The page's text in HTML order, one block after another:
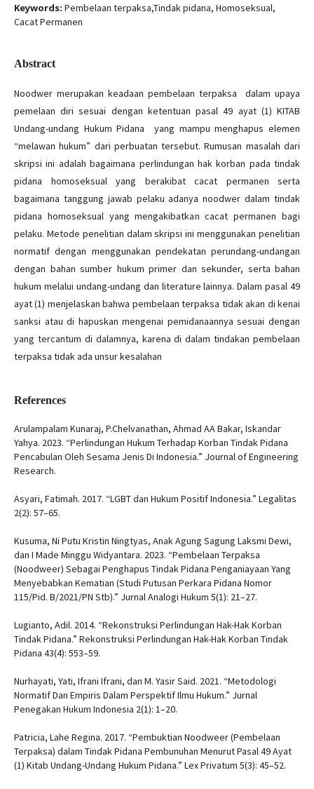
Keywords: Pembelaan terpaksa,Tindak pidana, Homoseksual,
Cacat Permanen
Abstract
Noodwer merupakan keadaan pembelaan terpaksa dalam upaya
pemelaan diri sesuai dengan ketentuan pasal 49 ayat (1) KITAB
Undang-undang Hukum Pidana yang mampu menghapus elemen
“melawan hukum” dari perbuatan tersebut. Rumusan masalah dari
skripsi ini adalah bagaimana perlindungan hak korban pada tindak
pidana homoseksual yang berakibat cacat permanen serta
bagaimana tanggung jawab pelaku adanya noodwer dalam tindak
pidana homoseksual yang mengakibatkan cacat permanen bagi
pelaku. Metode penelitian dalam skripsi ini menggunakan penelitian
normatif dengan menggunakan pendekatan perundang-undangan
dengan bahan sumber hukum primer dan sekunder, serta bahan
hukum melalui undang-undang dan literature lainnya. Dalam pasal 49
ayat (1) menjelaskan bahwa pembelaan terpaksa tidak akan di kenai
sanksi atau di hapuskan mengenai pemidanaannya sesuai dengan
yang tercantum di dalamnya, karena di dalam tindakan pembelaan
terpaksa tidak ada unsur kesalahan
References
Arulampalam Kunaraj, P.Chelvanathan, Ahmad AA Bakar, Iskandar
Yahya. 2023. “Perlindungan Hukum Terhadap Korban Tindak Pidana
Pencabulan Oleh Sesama Jenis Di Indonesia.” Journal of Engineering
Research.
Asyari, Fatimah. 2017. “LGBT dan Hukum Positif Indonesia.” Legalitas
2(2): 57–65.
Kusuma, Ni Putu Kristin Ningtyas, Anak Agung Sagung Laksmi Dewi,
dan I Made Minggu Widyantara. 2023. “Pembelaan Terpaksa
(Noodweer) Sebagai Penghapus Tindak Pidana Penganiayaan Yang
Menyebabkan Kematian (Studi Putusan Perkara Pidana Nomor
115/Pid. B/2021/PN Stb).” Jurnal Analogi Hukum 5(1): 21–27.
Lugianto, Adil. 2014. “Rekonstruksi Perlindungan Hak-Hak Korban
Tindak Pidana.” Rekonstruksi Perlindungan Hak-Hak Korban Tindak
Pidana 43(4): 553–59.
Nurhayati, Yati, Ifrani Ifrani, dan M. Yasir Said. 2021. “Metodologi
Normatif Dan Empiris Dalam Perspektif Ilmu Hukum.” Jurnal
Penegakan Hukum Indonesia 2(1): 1–20.
Patricia, Lahe Regina. 2017. “Pembuktian Noodweer (Pembelaan
Terpaksa) dalam Tindak Pidana Pembunuhan Menurut Pasal 49 Ayat
(1) Kitab Undang-Undang Hukum Pidana.” Lex Privatum 5(3): 45–52.